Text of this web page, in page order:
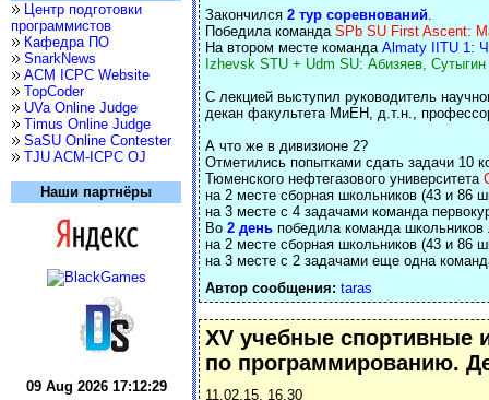
Центр подготовки
программистов
Кафедра ПО
SnarkNews
ACM ICPC Website
TopCoder
UVa Online Judge
Timus Online Judge
SaSU Online Contester
TJU ACM-ICPC OJ
Наши партнёры
09 Aug 2026 17:12:30
Закончился 2 тур соревнований.
Победила команда SPb SU First Ascent:
На втором месте команда Almaty IITU 1:
Izhevsk STU + Udm SU: Абизяев, Сутыгин
С лекцией выступил руководитель
декан факультета МиЕН, д.т.н.,
А что же в дивизионе 2?
Отметились попытками сдать задачи 10
Тюменского нефтегазового университета
на 2 месте сборная школьников (43 и 86
на 3 месте с 4 задачами команда
Во 2 день победила команда
на 2 месте сборная школьников (43 и 86
на 3 месте с 2 задачами еще одна
Автор сообщения: taras
XV учебные спортивные
по программированию.
11.02.15, 16.30